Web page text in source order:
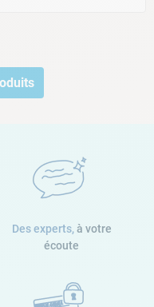
Des experts,à votre
écoute